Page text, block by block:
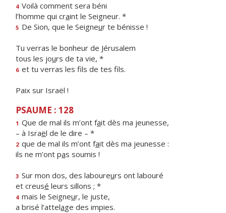
4 Voilà comment sera béni
l’homme qui craint le Seigneur. *
5 De Sion, que le Seigneur te bénisse !
Tu verras le bonheur de Jérusalem
tous les jours de ta vie, *
6 et tu verras les fls de tes fils.
Paix sur Israël !
PSAUME : 128
1 Que de mal ils m’ont fait dès ma jeunesse,
– à Israël de le dire – *
2 que de mal ils m’ont fait dès ma jeunesse :
ils ne m’ont pas soumis !
3 Sur mon dos, des laboureurs ont labouré
et creusé leurs sillons ; *
4 mais le Seigneur, le juste,
a brisé l’attelage des impies.